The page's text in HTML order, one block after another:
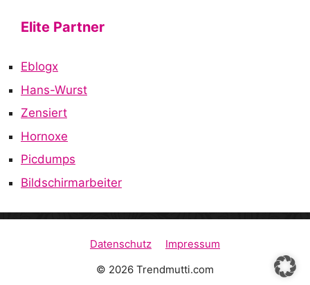
Elite Partner
Eblogx
Hans-Wurst
Zensiert
Hornoxe
Picdumps
Bildschirmarbeiter
Datenschutz
Impressum
© 2026 Trendmutti.com